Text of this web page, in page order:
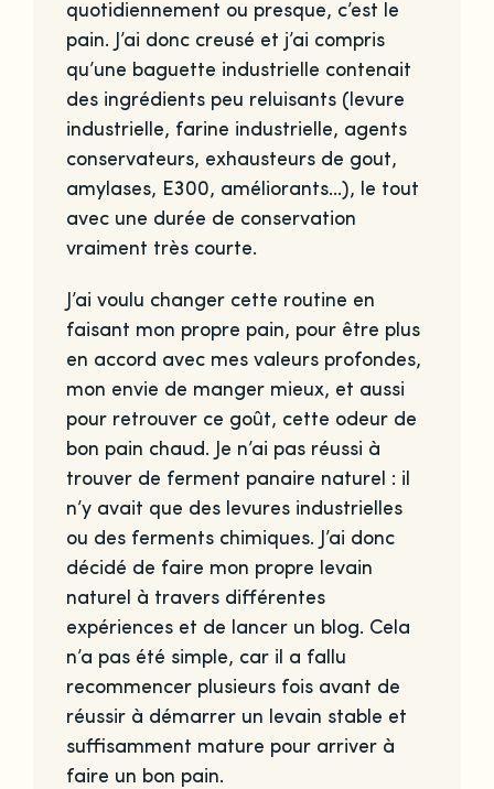
quotidiennement ou presque, c’est le
pain. J’ai donc creusé et j’ai compris
qu’une baguette industrielle contenait
des ingrédients peu reluisants (levure
industrielle, farine industrielle, agents
conservateurs, exhausteurs de gout,
amylases, E300, améliorants…), le tout
avec une durée de conservation
vraiment très courte.
J’ai voulu changer cette routine en
faisant mon propre pain, pour être plus
en accord avec mes valeurs profondes,
mon envie de manger mieux, et aussi
pour retrouver ce goût, cette odeur de
bon pain chaud. Je n’ai pas réussi à
trouver de ferment panaire naturel : il
n’y avait que des levures industrielles
ou des ferments chimiques. J’ai donc
décidé de faire mon propre levain
naturel à travers différentes
expériences et de lancer un blog. Cela
n’a pas été simple, car il a fallu
recommencer plusieurs fois avant de
réussir à démarrer un levain stable et
suffisamment mature pour arriver à
faire un bon pain.